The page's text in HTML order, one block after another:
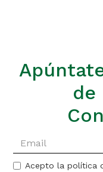
de
Acepto la política